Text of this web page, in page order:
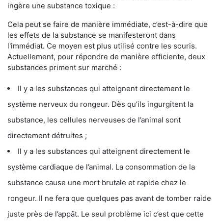
ingère une substance toxique :
Cela peut se faire de manière immédiate, c’est-à-dire que
les effets de la substance se manifesteront dans
l'immédiat. Ce moyen est plus utilisé contre les souris.
Actuellement, pour répondre de manière efficiente, deux
substances priment sur marché :
Il y a les substances qui atteignent directement le
système nerveux du rongeur. Dès qu’ils ingurgitent la
substance, les cellules nerveuses de l’animal sont
directement détruites ;
Il y a les substances qui atteignent directement le
système cardiaque de l’animal. La consommation de la
substance cause une mort brutale et rapide chez le
rongeur. Il ne fera que quelques pas avant de tomber raide
juste près de l’appât. Le seul problème ici c’est que cette